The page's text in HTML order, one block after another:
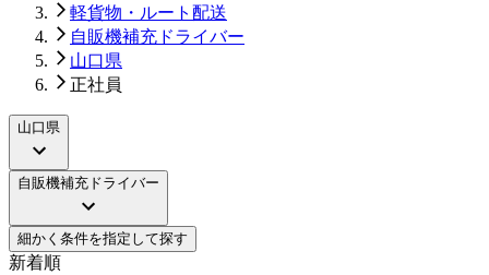
軽貨物・ルート配送
自販機補充ドライバー
山口県
正社員
山口県
自販機補充ドライバー
細かく条件を指定して探す
新着順